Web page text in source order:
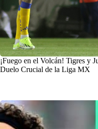
¡Fuego en el Volcán! Tigres y
Duelo Crucial de la Liga MX